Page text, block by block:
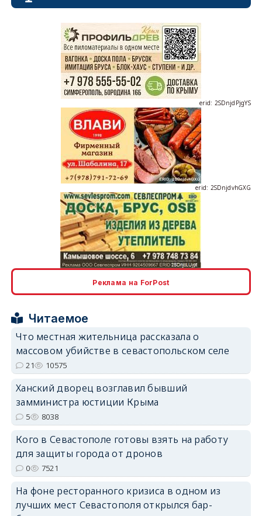
erid: 2SDnjdvhGXG
erid: 2SDnjdvhGXG
Реклама на ForPost
Читаемое
Что местная жительница рассказала о
массовом убийстве в севастопольском селе
21 10575
Ханский дворец возглавил бывший
замминистра юстиции Крыма
5 8038
Кого в Севастополе готовы взять на работу
для защиты города от дронов
0 7521
На фоне ресторанного кризиса в одном из
лучших мест Севастополя открылся бар-